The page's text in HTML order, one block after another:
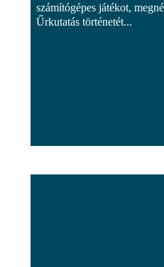
számítógépes játékot,
Űrkutatás történetét...